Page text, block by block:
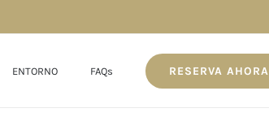
ENTORNO FAQs RESERVA AHORA